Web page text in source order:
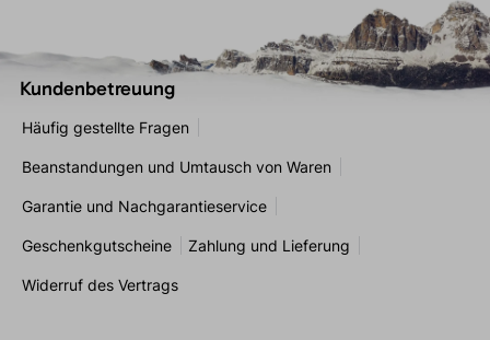
Kundenbetreuung
Häufig gestellte Fragen
Beanstandungen und Umtausch von Waren
Garantie und Nachgarantieservice
Geschenkgutscheine Zahlung und Lieferung
Widerruf des Vertrags